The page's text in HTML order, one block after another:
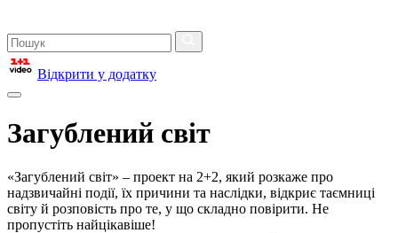
Відкрити у додатку
Загублений світ
«Загублений світ» – проект на 2+2, який розкаже про
надзвичайні події, їх причини та наслідки, відкриє таємниці
світу й розповість про те, у що складно повірити. Не
пропустіть найцікавіше!